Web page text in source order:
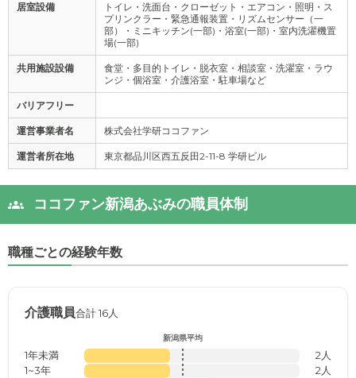
居室設備
トイレ・洗面台・クローゼット・エアコン・照明・ス
プリンクラー・緊急通報装置・リズムセンサー（一
部）・ミニキッチン(一部)・浴室(一部)・室内洗濯機置
場(一部)
共用施設設備
食堂・多目的トイレ・脱衣室・相談室・洗濯室・ラウ
ンジ・個浴室・介護浴室・駐車場など
バリアフリー
運営事業者名 株式会社学研ココファン
運営者所在地 東京都品川区西五反田2-11-8 学研ビル
ココファン新潟あぶみの職員体制
職種ごとの経験年数
介護職員合計 16人
新潟県平均
1年未満
2人
1~3年
2人